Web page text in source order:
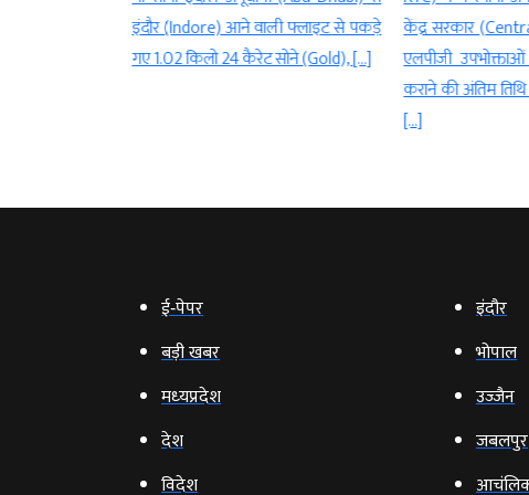
केंद्र सरकार (Central government) ने
एलपीजी उपभोक्ताओं के लिए ई-केवाईसी
लगने के कुछ ही
ई‑पेपर
बड़ी खबर
मध्‍यप्रदेश
देश
विदेश
इंदौर
भोपाल
उज्‍जैन
जबलपुर